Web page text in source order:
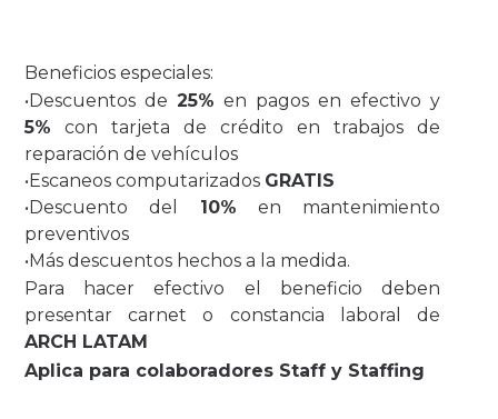
Beneficios especiales:
•Descuentos de25% en pagos en efectivo y
5% con tarjeta de crédito en trabajos de
reparación de vehículos
•Escaneos computarizados GRATIS
•Descuento del 10% en mantenimiento
preventivos
•Más descuentos hechos a la medida.
Para hacer efectivo el beneficio deben
presentar carnet o constancia laboral de
ARCH LATAM
Aplica para colaboradores Staff y Staffing